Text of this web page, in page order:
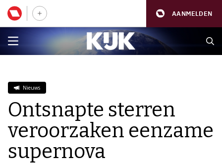
AANMELDEN
Nieuws
Ontsnapte sterren
veroorzaken eenzame
supernova